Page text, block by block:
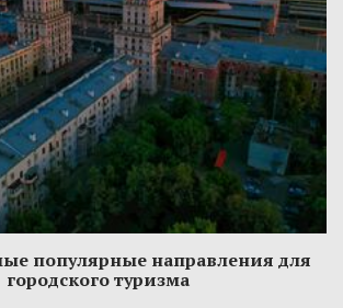
популярные направления для
городского туризма